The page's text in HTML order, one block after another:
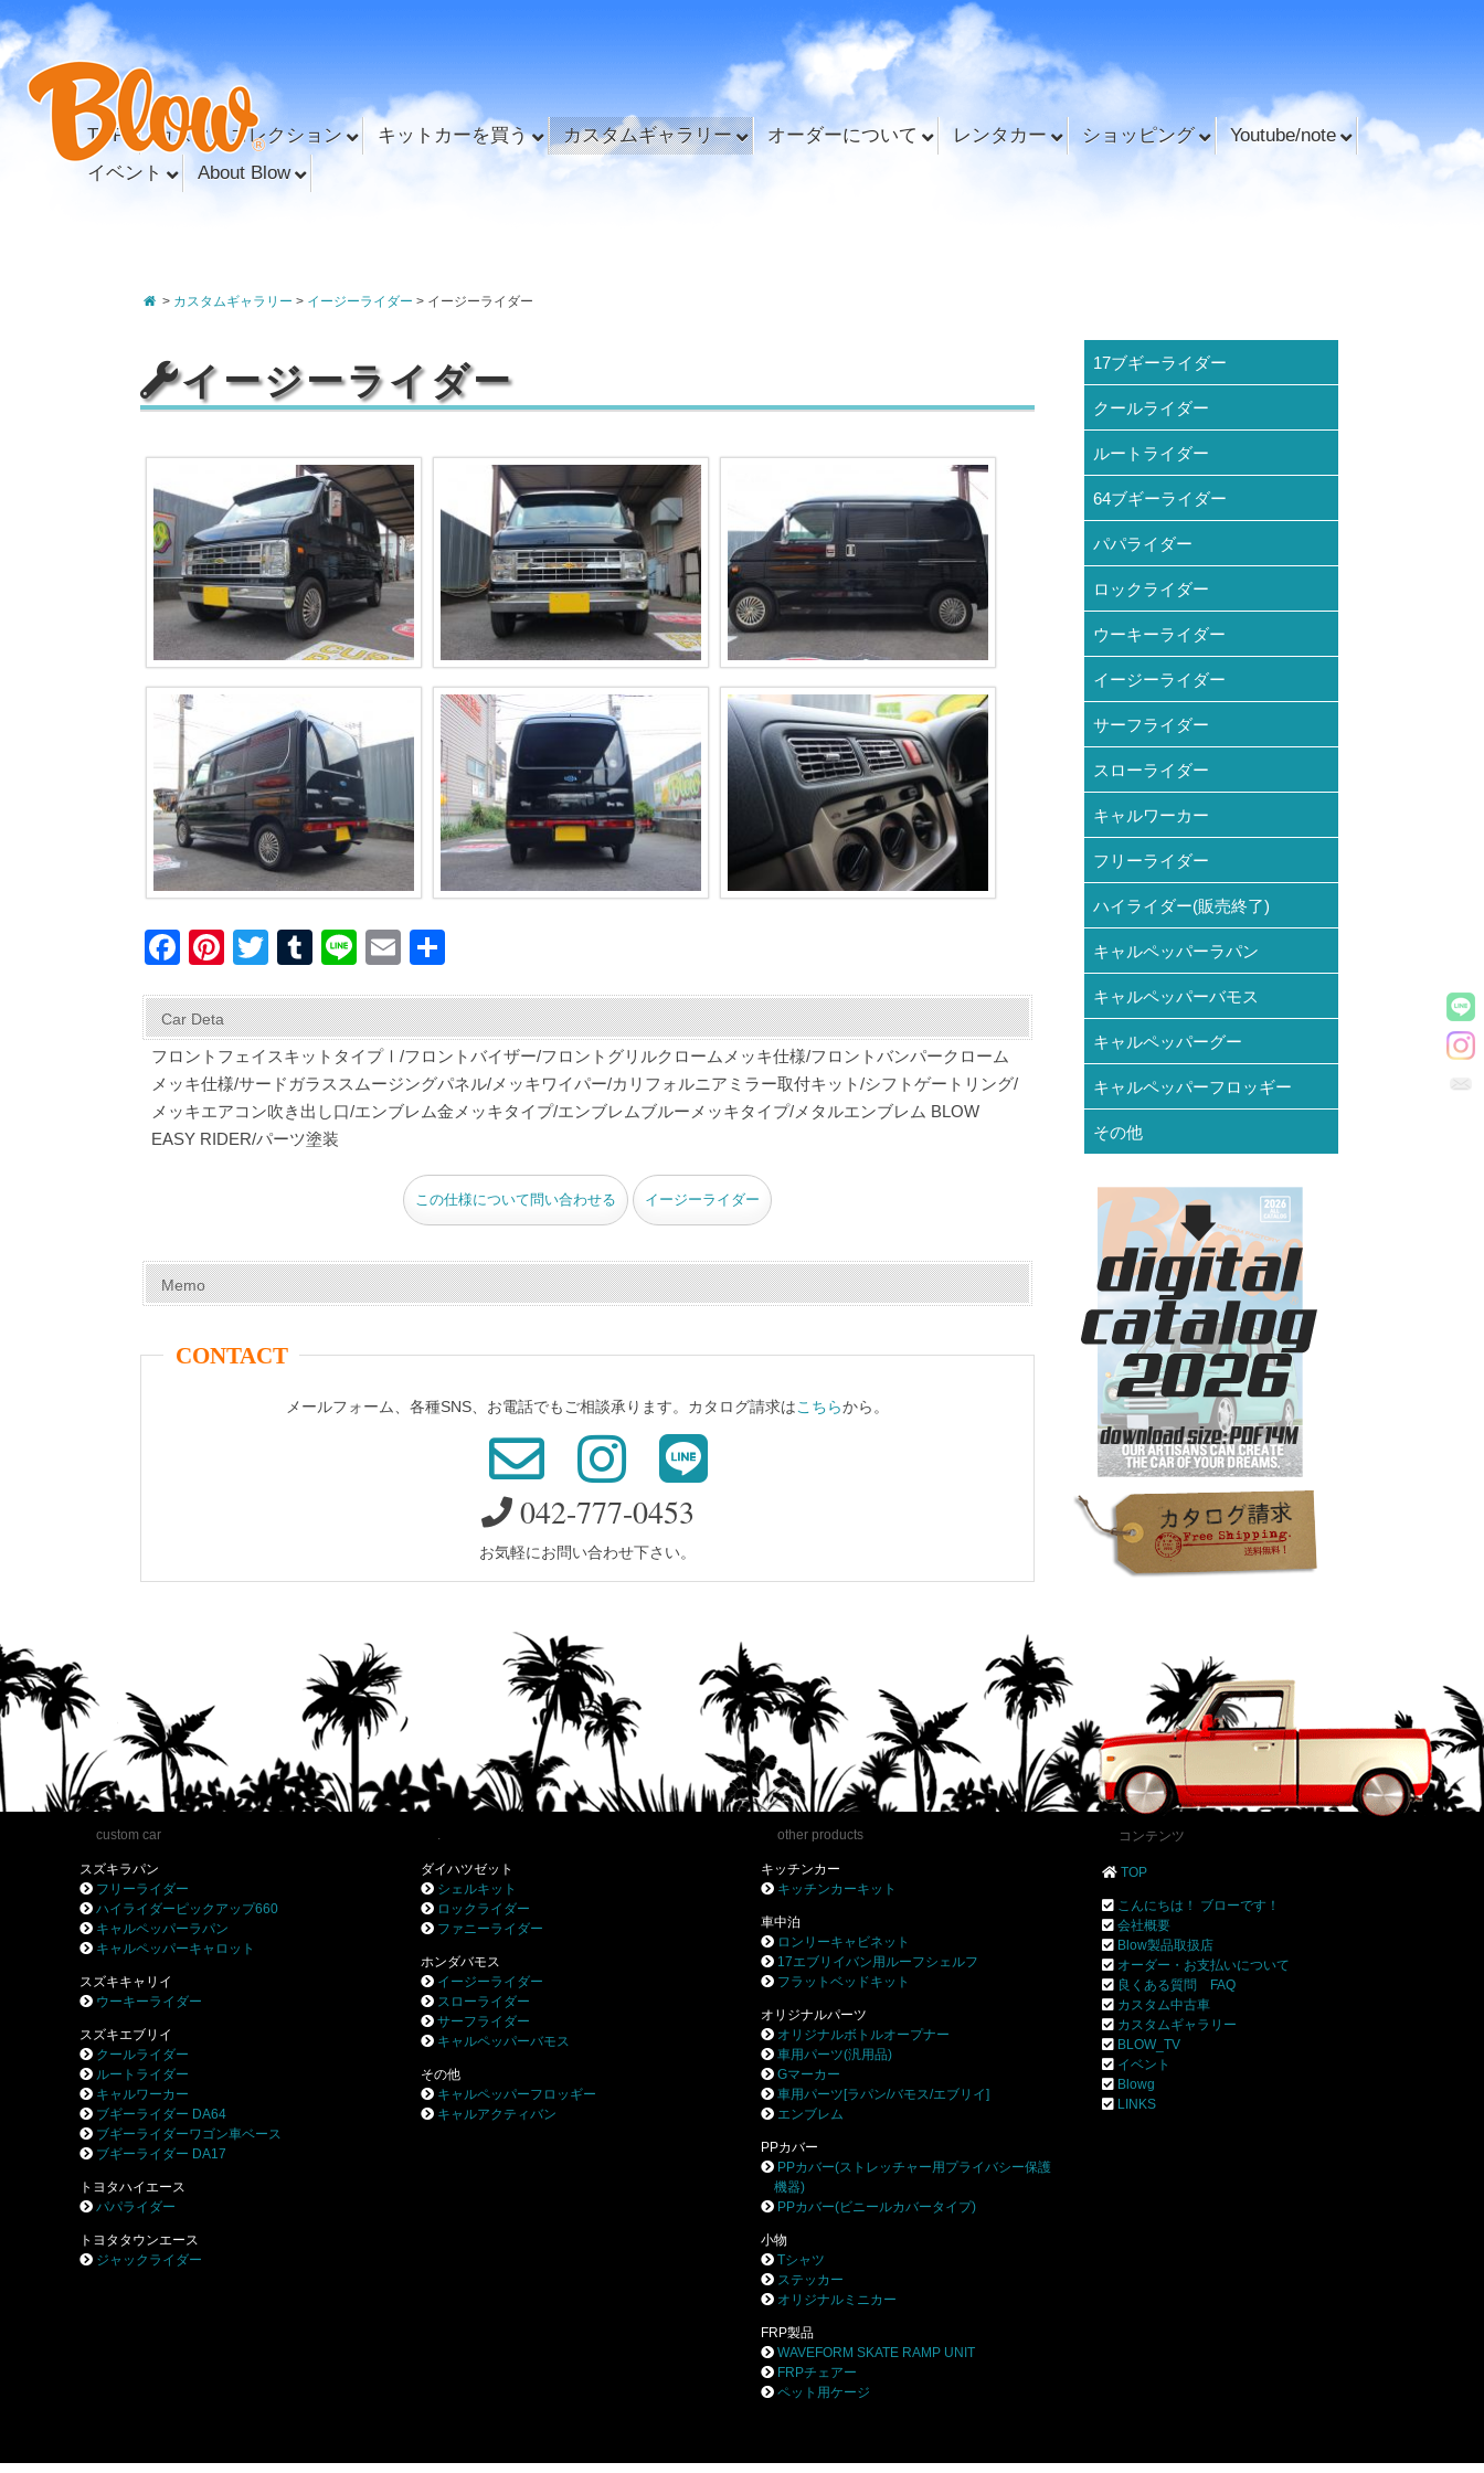
TOP カスタムコレクション キットカーを買う カスタムギャラリー オーダーについて レンタカー ショッピング
Youtube/note
イベント
About Blow
> カスタムギャラリー > イージーライダー > イージーライダー
イージーライダー
F
c
e
b
o
Pi
er
e
st
T
tt
er
T
m
bl
r
Li
e
E
ail
Car Deta
フロントフェイスキットタイプⅠ/フロントバイザー/フロントグリルクロームメッキ仕様/フロントバンパークローム
メッキ仕様/サードガラススムージングパネル/メッキワイパー/カリフォルニアミラー取付キット/シフトゲートリング/
メッキエアコン吹き出し口/エンブレム金メッキタイプ/エンブレムブルーメッキタイプ/メタルエンブレム BLOW
EASY RIDER/パーツ塗装
この仕様について問い合わせる イージーライダー
Memo
CONTACT
メールフォーム、各種SNS、お電話でもご相談承ります。カタログ請求はこちらから。
042-777-0453
お気軽にお問い合わせ下さい。
17ブギーライダー
クールライダー
ルートライダー
64ブギーライダー
パパライダー
ロックライダー
ウーキーライダー
イージーライダー
サーフライダー
スローライダー
キャルワーカー
フリーライダー
ハイライダー(販売終了)
キャルペッパーラパン
キャルペッパーバモス
キャルペッパーグー
キャルペッパーフロッギー
その他
custom car
スズキラパン
フリーライダー
ハイライダーピックアップ660
キャルペッパーラパン
キャルペッパーキャロット
スズキキャリイ
ウーキーライダー
スズキエブリイ
クールライダー
ルートライダー
キャルワーカー
ブギーライダー DA64
ブギーライダーワゴン車ベース
ブギーライダー DA17
トヨタハイエース
パパライダー
トヨタタウンエース
ジャックライダー
.
ダイハツゼット
シェルキット
ロックライダー
ファニーライダー
ホンダバモス
イージーライダー
スローライダー
サーフライダー
キャルペッパーバモス
その他
キャルペッパーフロッギー
キャルアクティバン
other products
キッチンカー
キッチンカーキット
車中泊
ロンリーキャビネット
17エブリイバン用ルーフシェルフ
フラットベッドキット
オリジナルパーツ
オリジナルボトルオープナー
車用パーツ(汎用品)
Gマーカー
車用パーツ[ラパン/バモス/エブリイ]
エンブレム
PPカバー
PPカバー(ストレッチャー用プライバシー保護
機器)
PPカバー(ビニールカバータイプ)
小物
Tシャツ
ステッカー
オリジナルミニカー
FRP製品
WAVEFORM SKATE RAMP UNIT
FRPチェアー
ペット用ケージ
コンテンツ
TOP
こんにちは！ ブローです！
会社概要
Blow製品取扱店
オーダー・お支払いについて
良くある質問 FAQ
カスタム中古車
カスタムギャラリー
BLOW_TV
イベント
Blowg
LINKS